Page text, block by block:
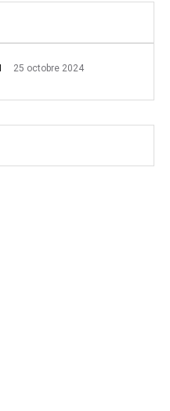
25 octobre 2024